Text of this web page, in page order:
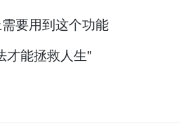
要用到这个功能
才能拯救人生"